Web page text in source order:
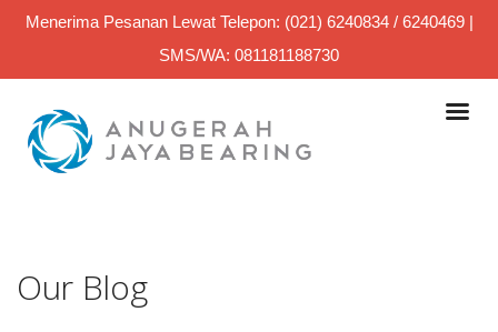
Menerima Pesanan Lewat Telepon: (021) 6240834 / 6240469 |
SMS/WA: 081181188730
Our Blog